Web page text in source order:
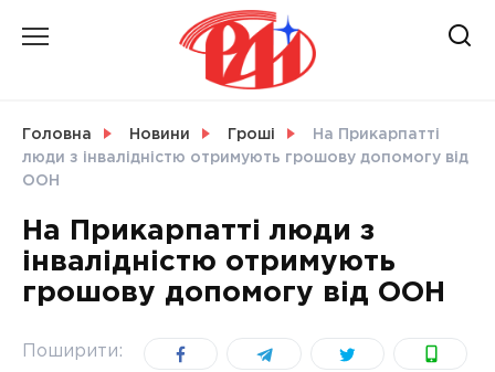
СВІТ
УКРАЇНА
Головна Новини Гроші
На Прикарпатті
люди з інвалідністю отримують грошову допомогу від
ООН
На Прикарпатті люди з
інвалідністю отримують
грошову допомогу від ООН
Поширити: